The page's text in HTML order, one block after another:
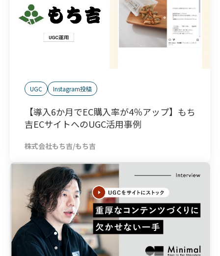
UGC Instagram投稿
【導入6か月でEC購入率が4％アップ】もち
吉ECサイトへのUGC活用事例
株式会社もち吉/もち吉